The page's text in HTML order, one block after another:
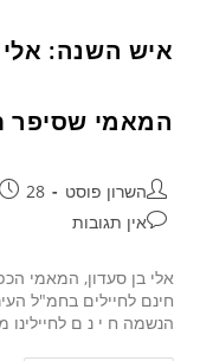
איש השנה:
המאמי שסיפר
השרון פוסט 28 במרץ 2024
אין תגובות
אלי בן סעדון, המאמי
הנשמה ח י נ ם לחיילינו